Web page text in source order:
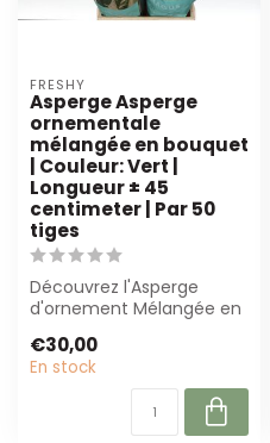
FRESHY
Asperge Asperge
ornementale
mélangée en bouquet
| Couleur: Vert |
Longueur ± 45
centimeter | Par 50
tiges
Découvrez l'Asperge
d'ornement Mélangée en
branches verte...
€30,00
En stock